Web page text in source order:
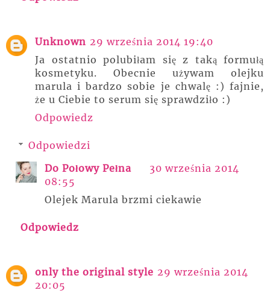
Unknown 29 września 2014 19:40
Ja ostatnio polubiłam się z taką formułą
kosmetyku. Obecnie używam olejku
marula i bardzo sobie je chwalę :) fajnie,
że u Ciebie to serum się sprawdziło :)
Odpowiedz
Odpowiedzi
Do Połowy Pełna
30 września 2014
08:55
Olejek Marula brzmi ciekawie
Odpowiedz
only the original style 29 września 2014
20:05